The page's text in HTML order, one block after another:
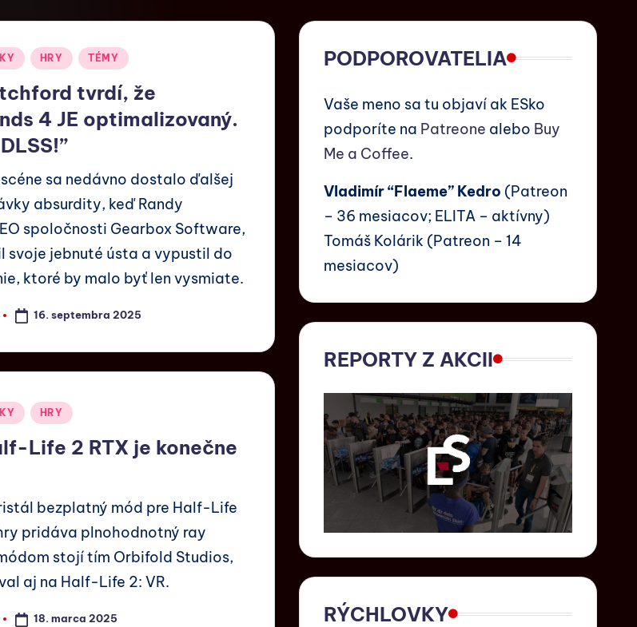
HRY TÉMY
tvrdí, že
4 JE optimalizovaný.
sa nedávno dostalo ďalšej
absurdity, keď Randy
spoločnosti Gearbox Software,
svoje jebnuté ústa a vypustil do
ktoré by malo byť len vysmiate.
16. septembra 2025
HRY
Life 2 RTX je konečne
bezplatný mód pre Half-Life
pridáva plnohodnotný ray
stojí tím Orbifold Studios,
aj na Half-Life 2: VR.
18. marca 2025
PODPOROVATELIA
Vaše meno sa tu objaví ak ESko
podporíte na Patreone alebo Buy
Me a Coffee.
Vladimír “Flaeme” Kedro (Patreon
– 36 mesiacov; ELITA – aktívny)
Tomáš Kolárik (Patreon – 14
mesiacov)
REPORTY Z AKCII
RÝCHLOVKY